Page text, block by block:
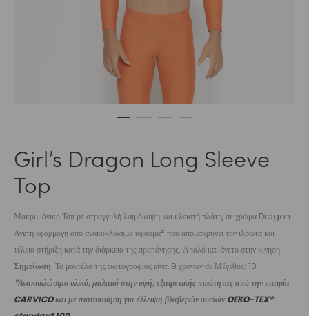
Girl’s Dragon Long Sleeve
Top
Μακρυμάνικο Τοπ με στρογγυλή λαιμόκοψη και κλειστή πλάτη, σε χρώμα Dragon.
Άνετη εφαρμογή από ανακυκλώσιμο ύφασμα* που απομακρύνει τον ιδρώτα και
τέλεια στήριξη κατά την διάρκεια της προπόνησης. Απαλό και άνετο στην κίνηση.
Σημείωση: Το μοντέλο της φωτογραφίας είναι 9 χρονών σε Μέγεθος: 10
*Ανακυκλώσιμο υλικό, μαλακό στην υφή, εξαιρετικής ποιότητας από την εταιρία
CARVICOκαι με πιστοποίηση για έλλειψη βλαβερών ουσιών OEKO-TEX®